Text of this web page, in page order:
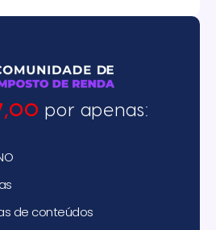
por apenas:
de conteúdos